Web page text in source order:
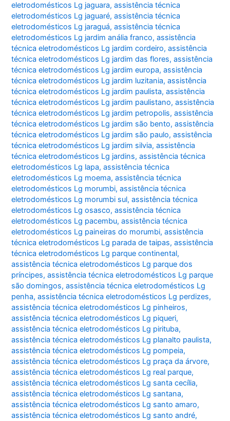
eletrodomésticos Lg jaguara,assistência técnica
eletrodomésticos Lg jaguaré,assistência técnica
eletrodomésticos Lg jaraguá,assistência técnica
eletrodomésticos Lg jardim anália franco,assistência
técnica eletrodomésticos Lg jardim cordeiro,assistência
técnica eletrodomésticos Lg jardim das flores,assistência
técnica eletrodomésticos Lg jardim europa,assistência
técnica eletrodomésticos Lg jardim luzitania,assistência
técnica eletrodomésticos Lg jardim paulista,assistência
técnica eletrodomésticos Lg jardim paulistano,assistência
técnica eletrodomésticos Lg jardim petropolis,assistência
técnica eletrodomésticos Lg jardim são bento,assistência
técnica eletrodomésticos Lg jardim são paulo,assistência
técnica eletrodomésticos Lg jardim silvia,assistência
técnica eletrodomésticos Lg jardins,assistência técnica
eletrodomésticos Lg lapa,assistência técnica
eletrodomésticos Lg moema,assistência técnica
eletrodomésticos Lg morumbi,assistência técnica
eletrodomésticos Lg morumbi sul,assistência técnica
eletrodomésticos Lg osasco,assistência técnica
eletrodomésticos Lg pacembu,assistência técnica
eletrodomésticos Lg paineiras do morumbi,assistência
técnica eletrodomésticos Lg parada de taipas,assistência
técnica eletrodomésticos Lg parque continental,
assistência técnica eletrodomésticos Lg parque dos
príncipes,assistência técnica eletrodomésticos Lg parque
são domingos,assistência técnica eletrodomésticos Lg
penha,assistência técnica eletrodomésticos Lg perdizes,
assistência técnica eletrodomésticos Lg pinheiros,
assistência técnica eletrodomésticos Lg piqueri,
assistência técnica eletrodomésticos Lg pirituba,
assistência técnica eletrodomésticos Lg planalto paulista,
assistência técnica eletrodomésticos Lg pompeia,
assistência técnica eletrodomésticos Lg praça da árvore,
assistência técnica eletrodomésticos Lg real parque,
assistência técnica eletrodomésticos Lg santa cecília,
assistência técnica eletrodomésticos Lg santana,
assistência técnica eletrodomésticos Lg santo amaro,
assistência técnica eletrodomésticos Lg santo andré,